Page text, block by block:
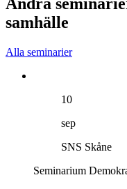
samhälle
Alla seminarier
10
sep
SNS Skåne
Seminarium